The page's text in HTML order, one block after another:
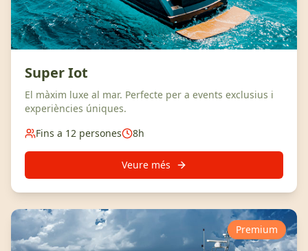
Super Iot
El màxim luxe al mar. Perfecte per a events exclusius i
experiències úniques.
Fins a 12 persones
8h
Veure més
Premium